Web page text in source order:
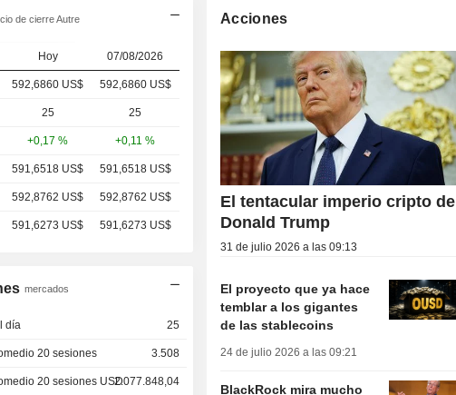
de cierre Autre
Hoy 07/08/2026
592,6860 US$ 592,6860 US$
25 25
+0,17 % +0,11 %
591,6518 US$ 591,6518 US$
592,8762 US$ 592,8762 US$
591,6273 US$ 591,6273 US$
mercados
día 25
20 sesiones 3.508
20 sesiones USD2.077.848,04
Acciones
El tentacular imperio cripto de
Donald Trump
31 de julio 2026 a las 09:13
El proyecto que ya hace
temblar a los gigantes
de las stablecoins
24 de julio 2026 a las 09:21
BlackRock mira mucho